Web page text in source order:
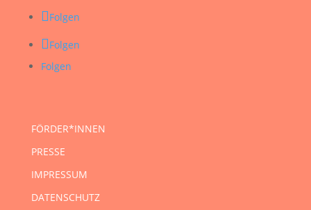
Folgen
Folgen
Folgen
FÖRDER*INNEN
PRESSE
IMPRESSUM
DATENSCHUTZ